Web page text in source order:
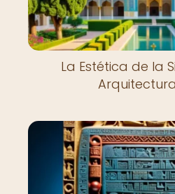
La Estética de la